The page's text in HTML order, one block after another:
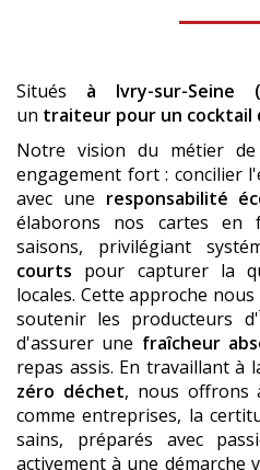
Situés à Ivry-sur-Seine
un traiteur pour un cocktail
Notre vision du métier
engagement fort : concilier
avec une responsabilité
élaborons nos cartes en
saisons, privilégiant
courts pour capturer la
locales. Cette approche
soutenir les producteurs
d'assurer une fraîcheur
repas assis. En travaillant à
zéro déchet, nous offrons
comme entreprises, la
sains, préparés avec
activement à une démarche